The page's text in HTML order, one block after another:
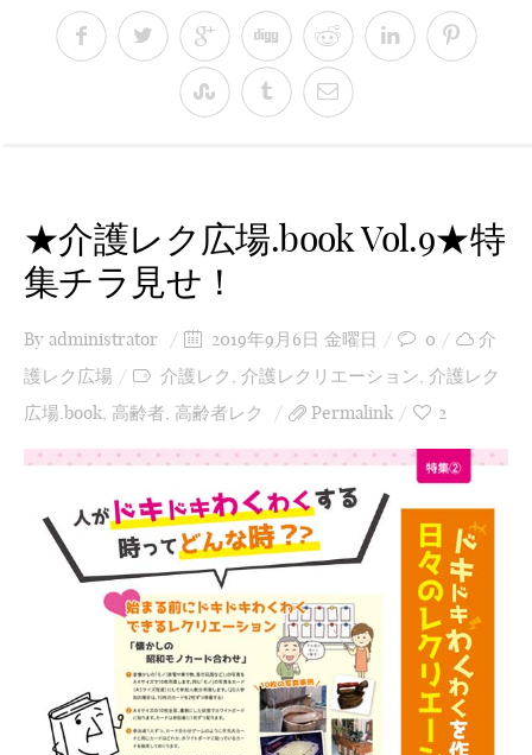
★介護レク広場.book Vol.9★特
集チラ見せ！
By administrator 2019年9月6日 金曜日 0
介
護レク広場
介護レク , 介護レクリエーション, 介護レク
広場.book, 高齢者, 高齢者レク Permalink 2